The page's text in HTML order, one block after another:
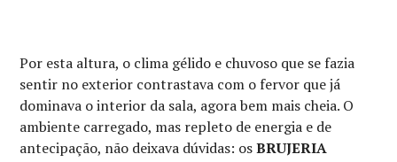
Por esta altura, o clima gélido e chuvoso que se fazia
sentir no exterior contrastava com o fervor que já
dominava o interior da sala, agora bem mais cheia. O
ambiente carregado, mas repleto de energia e de
antecipação, não deixava dúvidas: osBRUJERIA